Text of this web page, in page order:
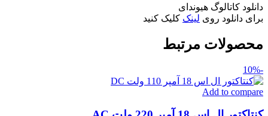
دانلود کاتالوگ هیوندای
برای دانلود روی لینک کلیک کنید
محصولات مرتبط
-10%
Add to compare